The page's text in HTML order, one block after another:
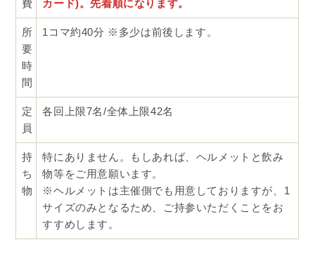
費 カード)。先着順になります。
所
要
時
間
1コマ約40分 ※多少は前後します。
定
員
各回上限7名/全体上限42名
持
ち
物
特にありません。もしあれば、ヘルメットと飲み
物等をご用意願います。
※ヘルメットは主催側でも用意しておりますが、1
サイズのみとなるため、ご持参いただくことをお
すすめします。